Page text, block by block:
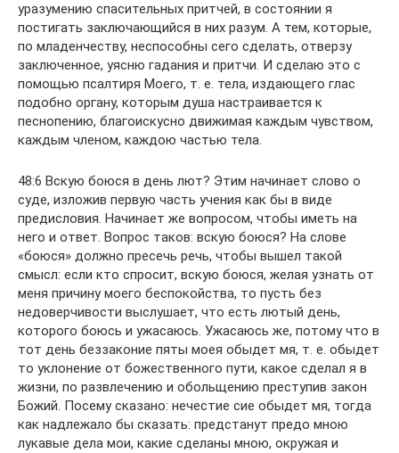
уразумению спасительных притчей, в состоянии я
постигать заключающийся в них разум. А тем, которые,
по младенчеству, неспособны сего сделать, отверзу
заключенное, уясню гадания и притчи. И сделаю это с
помощью псалтиря Моего, т. е. тела, издающего глас
подобно органу, которым душа настраивается к
песнопению, благоискусно движимая каждым чувством,
каждым членом, каждою частью тела.
48:6 Вскую боюся в день лют? Этим начинает слово о
суде, изложив первую часть учения как бы в виде
предисловия. Начинает же вопросом, чтобы иметь на
него и ответ. Вопрос таков: вскую боюся? На слове
«боюся» должно пресечь речь, чтобы вышел такой
смысл: если кто спросит, вскую боюся, желая узнать от
меня причину моего беспокойства, то пусть без
недоверчивости выслушает, что есть лютый день,
которого боюсь и ужасаюсь. Ужасаюсь же, потому что в
тот день беззаконие пяты моея обыдет мя, т. е. обыдет
то уклонение от божественного пути, какое сделал я в
жизни, по развлечению и обольщению преступив закон
Божий. Посему сказано: нечестие сие обыдет мя, тогда
как надлежало бы сказать: предстанут предо мною
лукавые дела мои, какие сделаны мною, окружая и